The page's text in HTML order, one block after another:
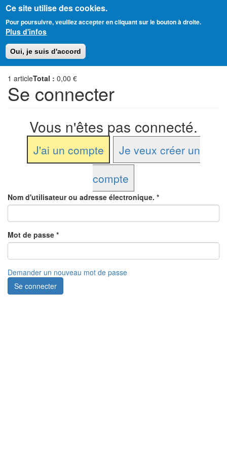
Ce site utilise des cookies.
Pour poursuivre, veuillez accepter en cliquant sur le bouton à droite.
Plus d'infos
Oui, je suis d'accord
au
contenu
principal
Amitié Judéo-Chrétienne de France
1 articleTotal : 0,00 €
Se connecter
Vous n'êtes pas connecté.
J'ai un compte
Je veux créer un
compte
Nom d'utilisateur ou adresse électronique. *
Mot de passe *
Demander un nouveau mot de passe
Se connecter